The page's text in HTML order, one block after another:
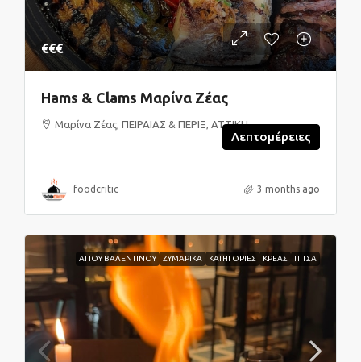
€€€
Hams & Clams Μαρίνα Ζέας
Μαρίνα Ζέας, ΠΕΙΡΑΙΑΣ & ΠΕΡΙΞ, ΑΤΤΙΚΗ
Λεπτομέρειες
foodcritic 3 months ago
ΑΓΙΟΥ ΒΑΛΕΝΤΙΝΟΥ ΖΥΜΑΡΙΚΑ ΚΑΤΗΓΟΡΙΕΣ ΚΡΕΑΣ ΠΙΤΣΑ